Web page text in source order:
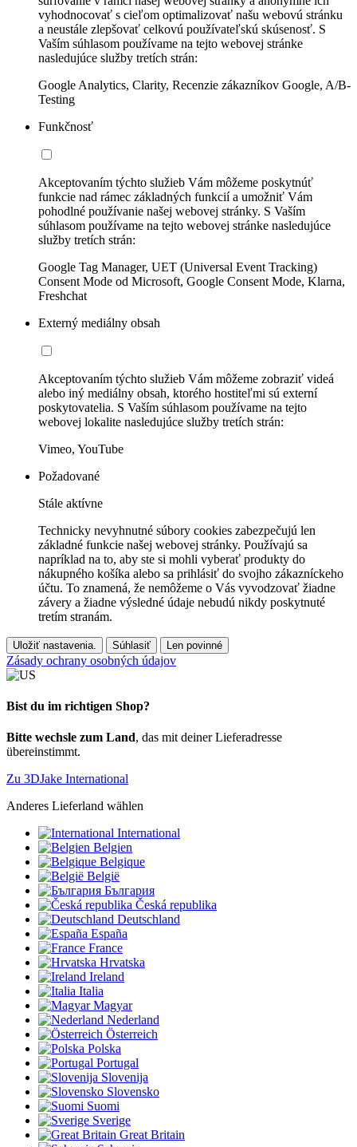
vyhodnocovať s cieľom optimalizovať našu webovú stránku
a neustále zlepšovať celkovú používateľskú skúsenosť. S
Vaším súhlasom používame na tejto webovej stránke
nasledujúce služby tretích strán:
Google Analytics, Clarity, Recenzie zákazníkov Google, A/B-
Testing
Funkčnosť
Akceptovaním týchto služieb Vám môžeme poskytnúť
funkcie nad rámec základných funkcií a umožniť Vám
pohodlné používanie našej webovej stránky. S Vaším
súhlasom používame na tejto webovej stránke nasledujúce
služby tretích strán:
Google Tag Manager, UET (Universal Event Tracking)
Consent Mode od Microsoft, Google Consent Mode, Klarna,
Freshchat
Externý mediálny obsah
Akceptovaním týchto služieb Vám môžeme zobraziť videá
alebo iný mediálny obsah, ktorého hostiteľmi sú externí
poskytovatelia. S Vaším súhlasom používame na tejto
webovej lokalite nasledujúce služby tretích strán:
Vimeo, YouTube
Požadované
Stále aktívne
Technicky nevyhnutné súbory cookies zabezpečujú len
základné funkcie našej webovej stránky. Používajú sa
napríklad na to, aby ste si mohli vyberať produkty do
nákupného košíka alebo sa prihlásiť do svojho zákazníckeho
účtu. To znamená, že nemôžeme o Vás vyvodzovať žiadne
závery a žiadne výsledné údaje nebudú nikdy poskytnuté
tretím stranám.
Uložiť nastavenia. Súhlasiť Len povinné
Zásady ochrany osobných údajov
Bist du im richtigen Shop?
Bitte wechsle zum Land, das mit deiner Lieferadresse
übereinstimmt.
Zu 3DJake International
Anderes Lieferland wählen
International
Belgien
Belgique
België
България
Česká republika
Deutschland
España
France
Hrvatska
Ireland
Italia
Magyar
Nederland
Österreich
Polska
Portugal
Slovenija
Slovensko
Suomi
Sverige
Great Britain